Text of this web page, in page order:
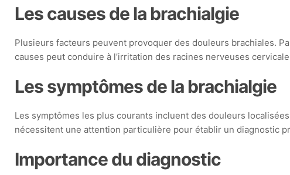
Les causes de la brachialgie
Plusieurs facteurs peuvent provoquer des douleurs brachiales.
causes peut conduire à l’irritation des racines nerveuses
Les symptômes de la brachialgie
Les symptômes les plus courants incluent des douleurs
nécessitent une attention particulière pour établir un diagnostic
Importance du diagnostic